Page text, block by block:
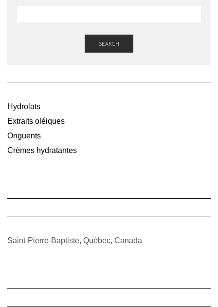
SEARCH
Hydrolats
Extraits oléiques
Onguents
Crèmes hydratantes
Saint-Pierre-Baptiste, Québec, Canada